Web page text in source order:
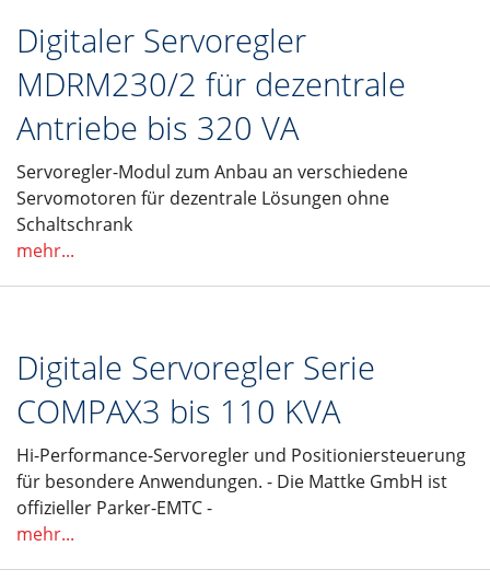
Digitaler Servoregler
MDRM230/2 für dezentrale
Antriebe bis 320 VA
Servoregler-Modul zum Anbau an verschiedene
Servomotoren für dezentrale Lösungen ohne
Schaltschrank
mehr...
Digitale Servoregler Serie
COMPAX3 bis 110 KVA
Hi-Performance-Servoregler und Positioniersteuerung
für besondere Anwendungen. - Die Mattke GmbH ist
offizieller Parker-EMTC -
mehr...